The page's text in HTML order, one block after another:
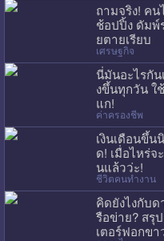
ถามจริง! ค
ช้อปปิ้ง ดัมพ์
ยตายเรียบ
เศรษฐกิจ
นี่มันอะไรกัน
งขึ้นทุกวัน ใ
แก!
ค่าครองชีพ
เงินเดือนขึ้
ด! เมื่อไหร่
นแล้วว่ะ!
ชีวิตคนทำงาน
คิดยังไงกับด
รือข่าย? สรุ
เตอร์ฟอกข